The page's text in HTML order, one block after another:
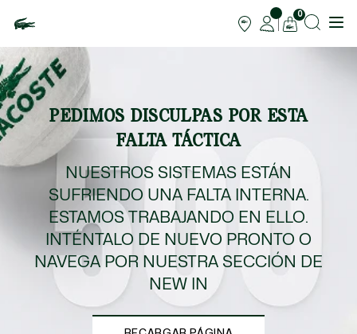
0
PEDIMOS DISCULPAS POR ESTA
FALTA TÁCTICA
NUESTROS SISTEMAS ESTÁN
SUFRIENDO UNA FALTA INTERNA.
ESTAMOS TRABAJANDO EN ELLO.
INTÉNTALO DE NUEVO PRONTO O
NAVEGA POR NUESTRA SECCIÓN DE
NEW IN